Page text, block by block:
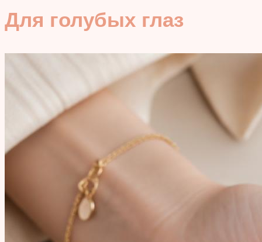
Для голубых глаз